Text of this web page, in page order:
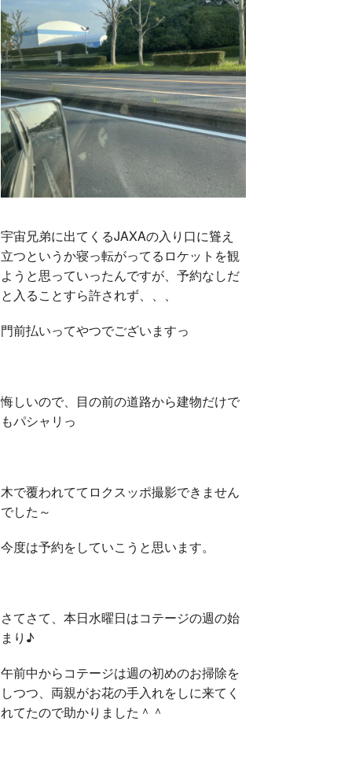
o
o
k
e
r
宇宙兄弟に出てくるJAXAの入り口に聳え
立つというか寝っ転がってるロケットを観
ようと思っていったんですが、予約なしだ
と入ることすら許されず、、、
門前払いってやつでございますっ
悔しいので、目の前の道路から建物だけで
もパシャリっ
木で覆われててロクスッポ撮影できません
でした～
今度は予約をしていこうと思います。
さてさて、本日水曜日はコテージの週の始
まり♪
午前中からコテージは週の初めのお掃除を
しつつ、両親がお花の手入れをしに来てく
れてたので助かりました＾＾